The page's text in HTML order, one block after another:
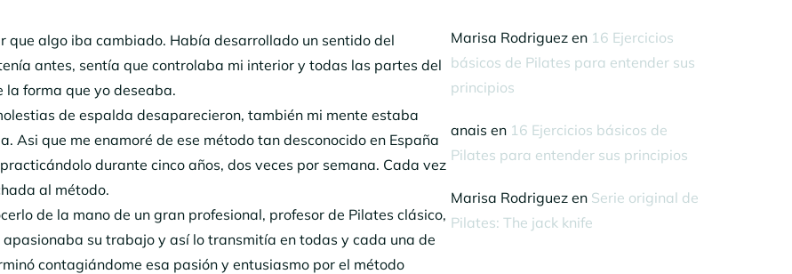
que algo iba cambiado. Había desarrollado un sentido del
antes, sentía que controlaba mi interior y todas las partes del
la forma que yo deseaba.
de espalda desaparecieron, también mi mente estaba
Asi que me enamoré de ese método tan desconocido en España
durante cinco años, dos veces por semana. Cada vez
al método.
de la mano de un gran profesional, profesor de Pilates clásico,
su trabajo y así lo transmitía en todas y cada una de
contagiándome esa pasión y entusiasmo por el método
Marisa Rodriguezen 16 Ejercicios
básicos de Pilates para entender sus
principios
anais en 16 Ejercicios básicos de
Pilates para entender sus principios
Marisa Rodriguezen Serie original de
Pilates: The jack knife